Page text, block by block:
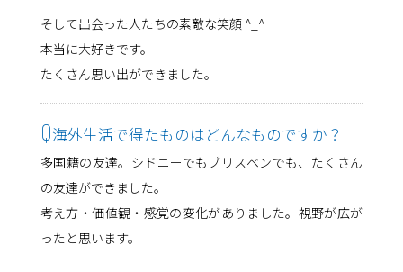
そして出会った人たちの素敵な笑顔 ^_^
本当に大好きです。
たくさん思い出ができました。
Q海外生活で得たものはどんなものですか？
多国籍の友達。シドニーでもブリスベンでも、たくさん
の友達ができました。
考え方・価値観・感覚の変化がありました。視野が広が
ったと思います。